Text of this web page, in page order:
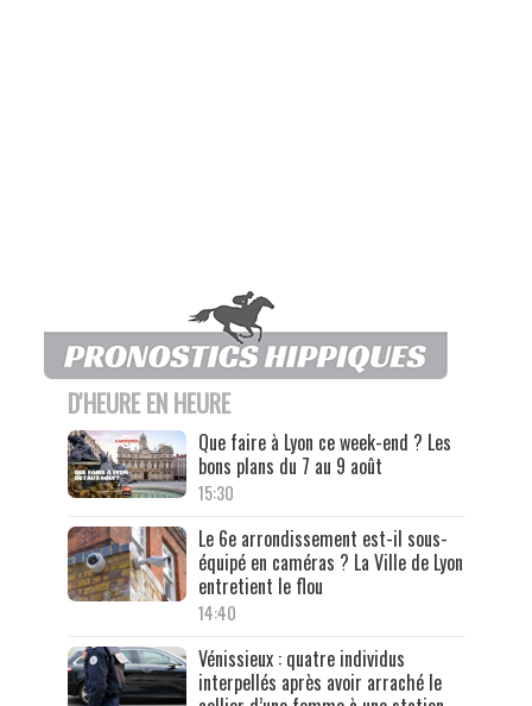
D'HEURE EN HEURE
Que faire à Lyon ce week-end ? Les
bons plans du 7 au 9 août
15:30
Le 6e arrondissement est-il sous-
équipé en caméras ? La Ville de Lyon
entretient le flou
14:40
Vénissieux : quatre individus
interpellés après avoir arraché le